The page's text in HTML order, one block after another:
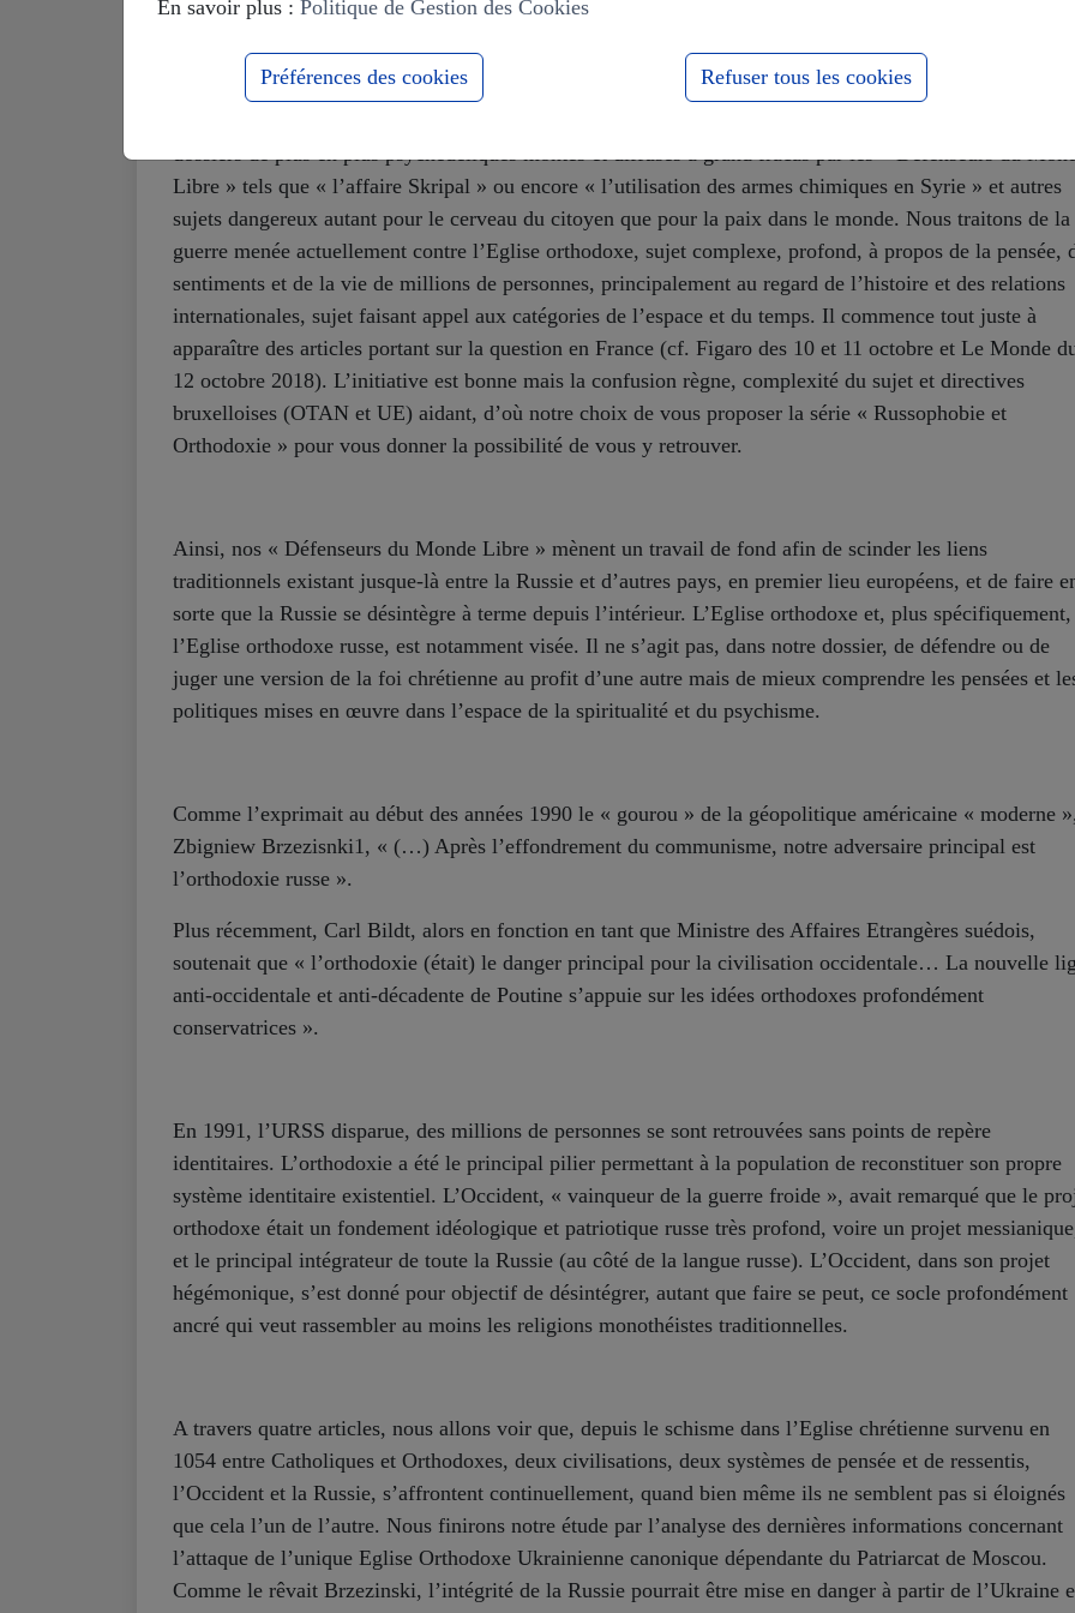
vision ethnocentrique qu’il a du monde.
dossiers de plus en plus psychédéliques montés et diffusés à grand fracas par les « Défenseurs du
Libre » tels que « l’affaire Skripal » ou encore « l’utilisation des armes chimiques en Syrie » et autres
sujets dangereux autant pour le cerveau du citoyen que pour la paix dans le monde. Nous traitons de la
guerre menée actuellement contre l’Eglise orthodoxe, sujet complexe, profond, à propos de la pensée,
sentiments et de la vie de millions de personnes, principalement au regard de l’histoire et des relations
internationales, sujet faisant appel aux catégories de l’espace et du temps. Il commence tout juste à
apparaître des articles portant sur la question en France (cf. Figaro des 10 et 11 octobre et Le Monde
12 octobre 2018). L’initiative est bonne mais la confusion règne, complexité du sujet et directives
bruxelloises (OTAN et UE) aidant, d’où notre choix de vous proposer la série « Russophobie et
Orthodoxie » pour vous donner la possibilité de vous y retrouver.
Ainsi, nos « Défenseurs du Monde Libre » mènent un travail de fond afin de scinder les liens
traditionnels existant jusque-là entre la Russie et d’autres pays, en premier lieu européens, et de faire
sorte que la Russie se désintègre à terme depuis l’intérieur. L’Eglise orthodoxe et, plus spécifiquement,
l’Eglise orthodoxe russe, est notamment visée. Il ne s’agit pas, dans notre dossier, de défendre ou de
juger une version de la foi chrétienne au profit d’une autre mais de mieux comprendre les pensées et
politiques mises en œuvre dans l’espace de la spiritualité et du psychisme.
Comme l’exprimait au début des années 1990 le « gourou » de la géopolitique américaine « moderne
Zbigniew Brzezisnki1, « (…) Après l’effondrement du communisme, notre adversaire principal est
l’orthodoxie russe ».
Plus récemment, Carl Bildt, alors en fonction en tant que Ministre des Affaires Etrangères suédois,
soutenait que « l’orthodoxie (était) le danger principal pour la civilisation occidentale… La nouvelle
anti-occidentale et anti-décadente de Poutine s’appuie sur les idées orthodoxes profondément
conservatrices ».
En 1991, l’URSS disparue, des millions de personnes se sont retrouvées sans points de repère
identitaires. L’orthodoxie a été le principal pilier permettant à la population de reconstituer son propre
système identitaire existentiel. L’Occident, « vainqueur de la guerre froide », avait remarqué que le
orthodoxe était un fondement idéologique et patriotique russe très profond, voire un projet
et le principal intégrateur de toute la Russie (au côté de la langue russe). L’Occident, dans son projet
hégémonique, s’est donné pour objectif de désintégrer, autant que faire se peut, ce socle profondément
ancré qui veut rassembler au moins les religions monothéistes traditionnelles.
A travers quatre articles, nous allons voir que, depuis le schisme dans l’Eglise chrétienne survenu en
1054 entre Catholiques et Orthodoxes, deux civilisations, deux systèmes de pensée et de ressentis,
l’Occident et la Russie, s’affrontent continuellement, quand bien même ils ne semblent pas si éloignés
que cela l’un de l’autre. Nous finirons notre étude par l’analyse des dernières informations concernant
l’attaque de l’unique Eglise Orthodoxe Ukrainienne canonique dépendante du Patriarcat de Moscou.
Comme le rêvait Brzezinski, l’intégrité de la Russie pourrait être mise en danger à partir de l’Ukraine
En savoir plus : Politique de Gestion des Cookies
Préférences des cookies Refuser tous les cookies